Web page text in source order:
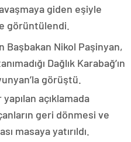
giden eşiyle
görüntülendi.
Başbakan Nikol Paşinyan,
Dağlık Karabağ’ın
görüştü.
açıklamada
geri dönmesi ve
masaya yatırıldı.